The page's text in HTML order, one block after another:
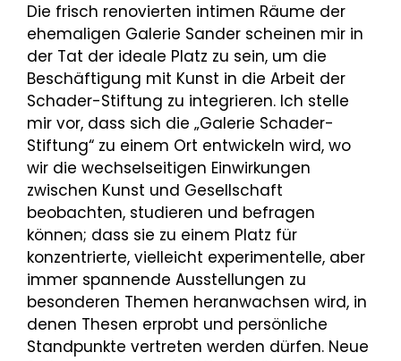
Die frisch renovierten intimen Räume der
ehemaligen Galerie Sander scheinen mir in
der Tat der ideale Platz zu sein, um die
Beschäftigung mit Kunst in die Arbeit der
Schader-Stiftung zu integrieren. Ich stelle
mir vor, dass sich die „Galerie Schader-
Stiftung“ zu einem Ort entwickeln wird, wo
wir die wechselseitigen Einwirkungen
zwischen Kunst und Gesellschaft
beobachten, studieren und befragen
können; dass sie zu einem Platz für
konzentrierte, vielleicht experimentelle, aber
immer spannende Ausstellungen zu
besonderen Themen heranwachsen wird, in
denen Thesen erprobt und persönliche
Standpunkte vertreten werden dürfen. Neue